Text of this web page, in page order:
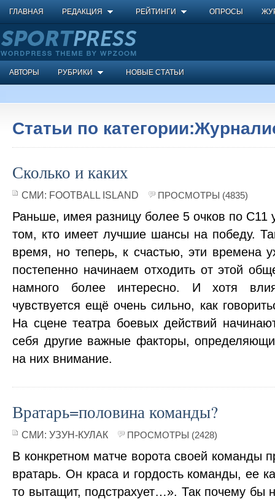
ГЛАВНАЯ РЕДАКЦИЯ РЕЙТИНГИ ОПРОСЫ
АВТОРЫ РУБРИКИ НОВЫЕ СТАТЬИ
Статьи по
Сколько и каких
СМИ: FOOTBALL ISLAND ПРОСМОТРЫ (4835)
Раньше, имея разницу более 5 очков по С11
том, кто имеет лучшие шансы на победу.
время, но теперь, к счастью, эти времена
постепенно начинаем отходить от этой
намного более интересно. И хотя
чувствуется ещё очень сильно, как
На сцене театра боевых действий
себя другие важные факторы,
на них внимание.
Вратарь=половина команды?
СМИ: УЗУН-КУЛАК ПРОСМОТРЫ (2428)
В конкретном матче ворота своей команды
вратарь. Он краса и гордость команды, ее
то вытащит, подстрахует…». Так почему бы